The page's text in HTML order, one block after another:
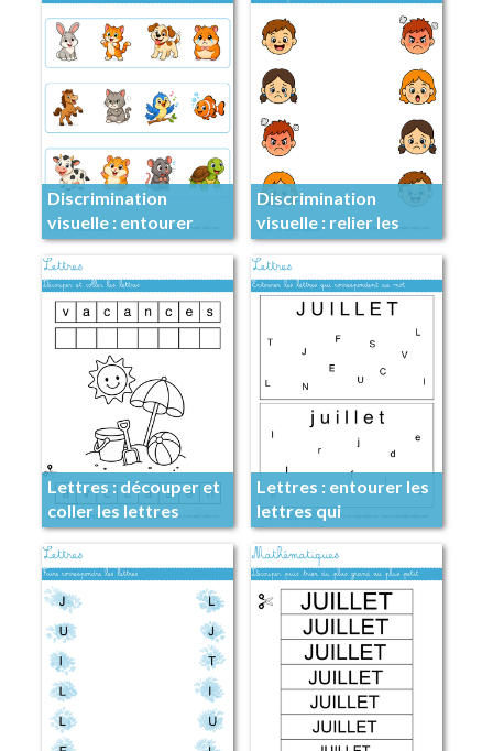
Discrimination
visuelle : entourer
l’intrus
Discrimination
visuelle : relier les
paires
Lettres : découper et
coller les lettres
Lettres : entourer les
lettres qui
correspondent au
mot